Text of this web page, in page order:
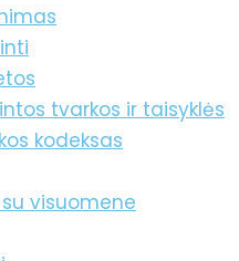
tvarkos ir taisyklės
kodeksas
visuomene